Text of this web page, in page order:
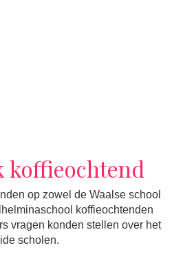
op zowel de Waalse school
koffieochtenden
vragen konden stellen over het
scholen.